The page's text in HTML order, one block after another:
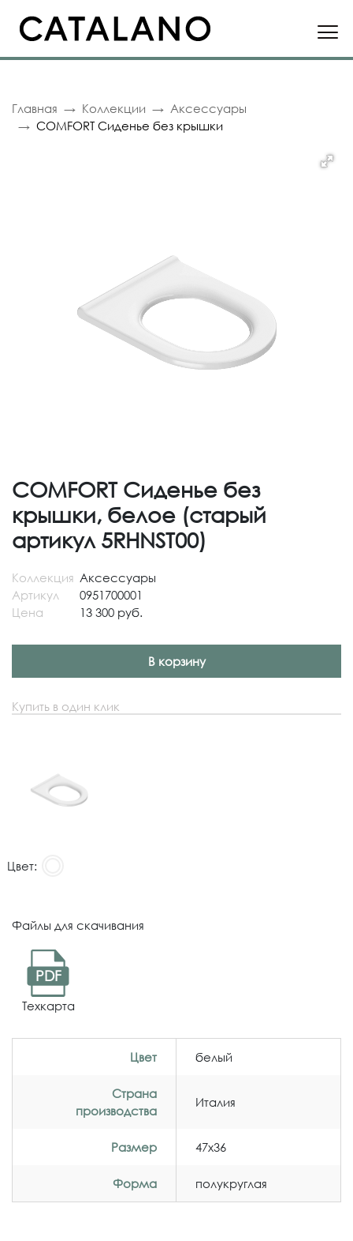
Главная Коллекции
Аксессуары
COMFORT Сиденье без крышки
COMFORT Сиденье без
крышки, белое (старый
артикул 5RHNST00)
Коллекция Аксессуары
Артикул
0951700001
Цена
13 300 руб.
В корзину
Купить в один клик
Цвет:
Файлы для скачивания
PDF
Техкарта
Цвет белый
Страна
производства
Италия
Размер 47x36
Форма полукруглая